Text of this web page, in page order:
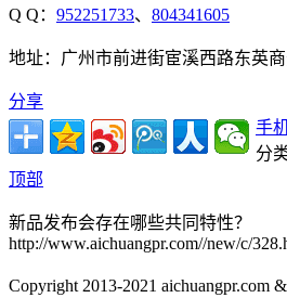
Q Q： 952251733、 804341605
地址：广州市前进街宦溪西路东英
分享
手
分
顶部
新品发布会存在哪些共同特性？
http://www.aichuangpr.com//new/c/
Copyright 2013-2021 aichuangpr.com